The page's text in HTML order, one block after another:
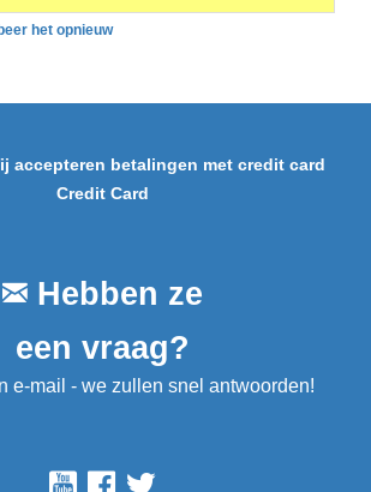
het opnieuw
accepteren betalingen met credit card
Credit Card
Hebben ze
een vraag?
e-mail - we zullen snel antwoorden!